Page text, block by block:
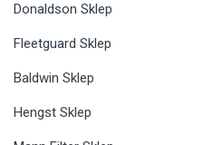
Donaldson Sklep
Fleetguard Sklep
Baldwin Sklep
Hengst Sklep